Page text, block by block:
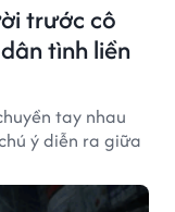
trước cô
tình liền
tay nhau
ý diễn ra giữa